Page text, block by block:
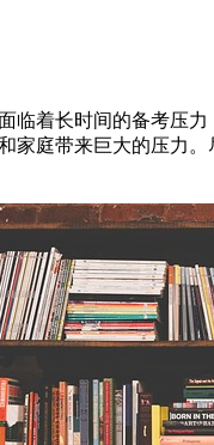
着长时间的备考压
庭带来巨大的压力